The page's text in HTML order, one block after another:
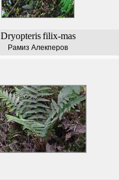
Dryopteris filix-mas
Рамиз Алекперов